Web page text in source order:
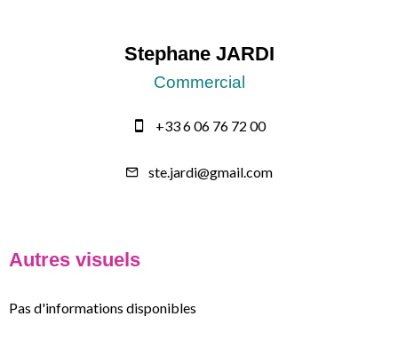
Stephane JARDI
Commercial
+33 6 06 76 72 00
ste.jardi@gmail.com
Autres visuels
Pas d'informations disponibles